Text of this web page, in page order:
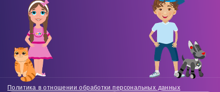
Политика в отношении обработки персональных данных